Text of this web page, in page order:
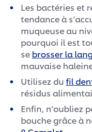
Les bactéries et
tendance à
muqueuse au
pourquoi il est
se brosser la
mauvaise
Utilisez du fil
résidus
Enfin, n’oubliez
bouche grâce à